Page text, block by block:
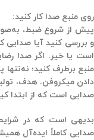
روی منبع صدا کار کنید:
پیش از شروع ضبط،
و بررسی کنید آیا صدایی
است یا خیر. اگر صدا
منبع برطرف کنید؛
دادن میکروفن. هدف،
صدایی است که از ابتدا
بدیهی است که در
صدایی کاملاً ایده‌آل